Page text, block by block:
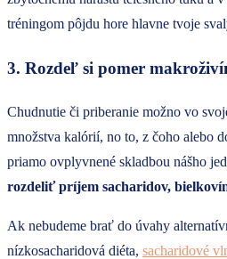
tréningom pôjdu hore hlavne tvoje
3. Rozdeľ si pomer
Chudnutie či priberanie možno vo
množstva kalórií, no to, z čoho alebo
priamo ovplyvnené skladbou nášho
rozdeliť príjem sacharidov,
Ak nebudeme brať do úvahy
nízkosacharidová diéta, sacharidové